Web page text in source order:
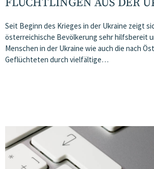
Seit Beginn des Krieges in der Ukraine zeigt
österreichische Bevölkerung sehr hilfsbereit
Menschen in der Ukraine wie auch die nach
Geflüchteten durch vielfältige…